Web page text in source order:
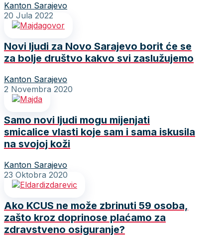
Kanton Sarajevo
20 Jula 2022
Novi ljudi za Novo Sarajevo borit će se
za bolje društvo kakvo svi zaslužujemo
Kanton Sarajevo
2 Novembra 2020
Samo novi ljudi mogu mijenjati
smicalice vlasti koje sam i sama iskusila
na svojoj koži
Kanton Sarajevo
23 Oktobra 2020
Ako KCUS ne može zbrinuti 59 osoba,
zašto kroz doprinose plaćamo za
zdravstveno osiguranje?